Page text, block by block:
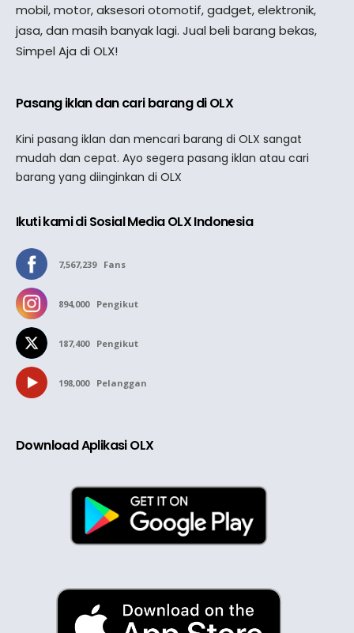
mobil, motor, aksesori otomotif, gadget, elektronik,
jasa, dan masih banyak lagi. Jual beli barang bekas,
Simpel Aja di OLX!
Pasang iklan dan cari barang di OLX
Kini pasang iklan dan mencari barang di OLX sangat
mudah dan cepat. Ayo segera pasang iklan atau cari
barang yang diinginkan di OLX
Ikuti kami di Sosial Media OLX Indonesia
7,567,239 Fans
894,000 Pengikut
187,400 Pengikut
198,000 Pelanggan
Download Aplikasi OLX